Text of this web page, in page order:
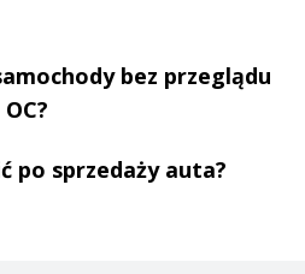
bez przeglądu
po sprzedaży auta?